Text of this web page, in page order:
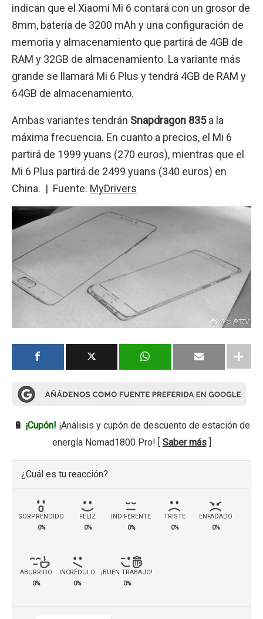
indican que el Xiaomi Mi 6 contará con un grosor de
8mm, batería de 3200 mAh y una configuración de
memoria y almacenamiento que partirá de 4GB de
RAM y 32GB de almacenamiento. La variante más
grande se llamará Mi 6 Plus y tendrá 4GB de RAM y
64GB de almacenamiento.
Ambas variantes tendrán Snapdragon 835a la
máxima frecuencia. En cuanto a precios, el Mi 6
partirá de 1999 yuans (270 euros), mientras que el
Mi 6 Plus partirá de 2499 yuans (340 euros) en
China. | Fuente: MyDrivers
🔋 ¡Cupón! ¡Análisis y cupón de descuento de estación de
energía Nomad1800 Pro! [ Saber más]
¿Cuál es tu reacción?
SORPRENDIDO
0%
FELIZ
0%
INDIFERENTE
0%
TRISTE
0%
ENFADADO
0%
ABURRIDO
0%
INCRÉDULO
0%
¡BUEN TRABAJO!
0%